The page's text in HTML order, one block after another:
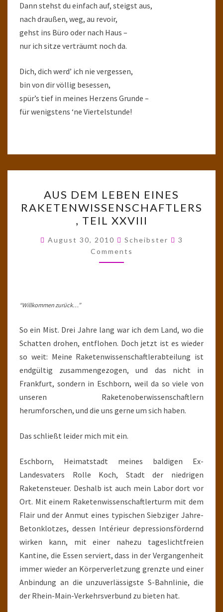
Dann stehst du einfach auf, steigst aus,
nach draußen, weg, au revoir,
gehst ins Büro oder nach Haus –
nur ich sitze verträumt noch da.
Dich, dich werd’ ich nie vergessen,
bin von dir völlig besessen,
spür’s tief in meines Herzens Grunde –
für wenigstens ‘ne Viertelstunde!
DEM
LEBEN
EINES
TEIL
XXVIII
AUS DEM LEBEN EINES
RAKETENWISSENSCHAFTLERS
, TEIL XXVIII
August 30, 2010 Scheibster Comments
3
Comments
“Willkommen zurück…”
So ein Mist. Drei Jahre lang war ich dem Land, wo die
Schatten drohen, entflohen. Doch jetzt ist es wieder
so weit: Meine Raketenwissenschaftlerabteilung ist
endgültig zusammengezogen, und das nicht in
Frankfurt, sondern in Eschborn, weil da so viele von
unseren Raketenoberwissenschaftlern
herumforschen, und die uns gerne um sich haben.
Das schließt leider mich mit ein.
Eschborn, Heimatstadt meines baldigen Ex-
Landesvaters Rolle Koch, Stadt der niedrigen
Raketensteuer. Deshalb ist auch mein Labor dort vor
Ort. Mit einem Raketenwissenschaftlerturm mit dem
Flair und der Anmut eines typischen Siebziger Jahre-
Betonklotzes, dessen Intérieur depressionsfördernd
wirken kann, mit einer nahezu tageslichtfreien
Kantine, die Essen serviert, dass in der Vergangenheit
immer wieder an Körperverletzung grenzte und einer
Anbindung an die unzuverlässigste S-Bahnlinie, die
der Rhein-Main-Verkehrsverbund zu bieten hat.